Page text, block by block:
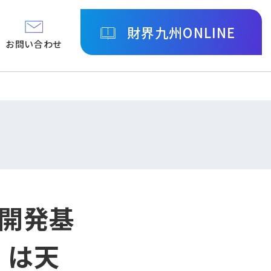
お問い合わせ
財界九州ONLINE
発基
天